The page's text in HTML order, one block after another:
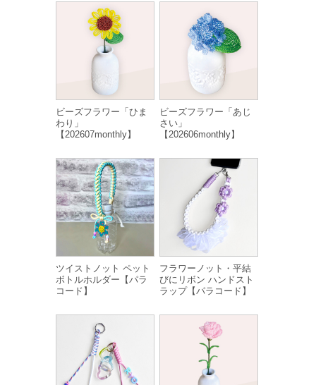
ビーズフラワー「ひま
わり」
【202607monthly】
ビーズフラワー「あじ
さい」
【202606monthly】
ツイストノット ペット
ボトルホルダー【パラ
コード】
フラワーノット・平結
びにリボン ハンドスト
ラップ【パラコード】